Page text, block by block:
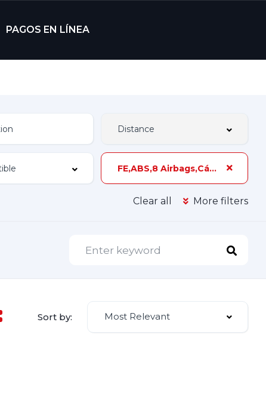
PAGOS EN LÍNEA
FE,ABS,8 Airbags,Cámara de Reversa,136 hp,+ de 3 Dueños,Z-3B
Clear all More filters
Sort by: Most Relevant